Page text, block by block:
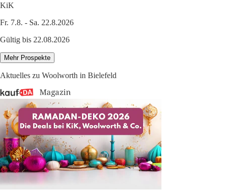
KiK
Fr. 7.8. - Sa. 22.8.2026
Gültig bis 22.08.2026
Mehr Prospekte
Aktuelles zu Woolworth in Bielefeld